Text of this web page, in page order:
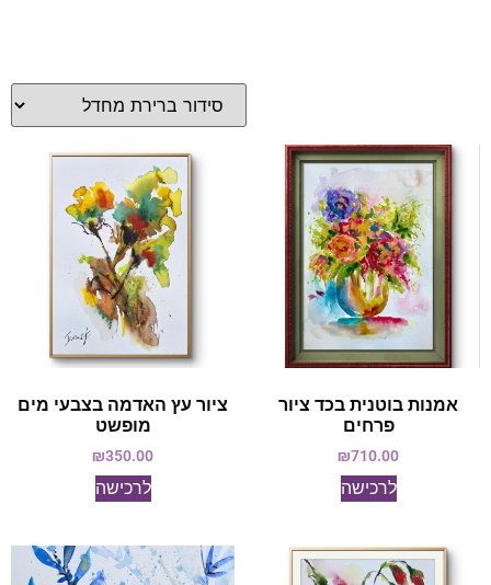
אמנות בוטנית בכד ציור
פרחים
₪710.00
לרכישה
ציור עץ האדמה בצבעי מים
מופשט
₪350.00
לרכישה